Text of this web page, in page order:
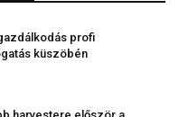
profi
küszöbén